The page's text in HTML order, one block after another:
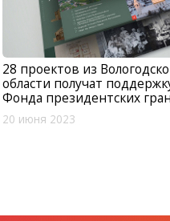
28 проектов из
области получат
Фонда президентских
20 июня 2023